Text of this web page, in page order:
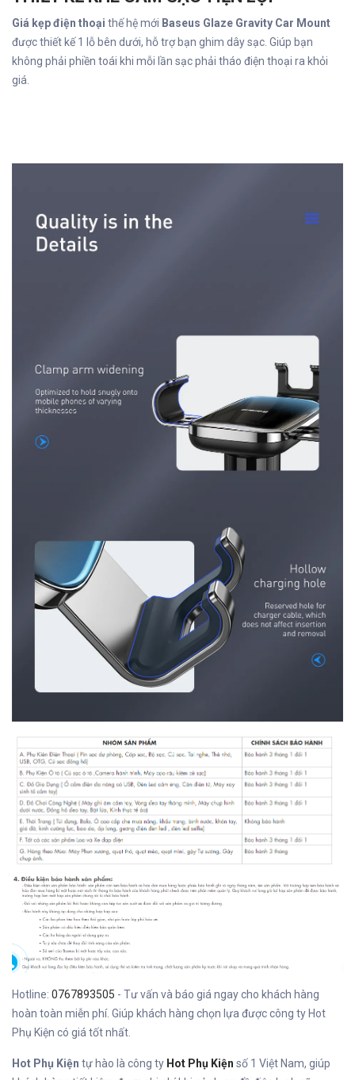
Giá kẹp điện thoại thế hệ mới Baseus Glaze Gravity Car Mount
được thiết kế 1 lỗ bên dưới, hỗ trợ bạn ghim dây sạc. Giúp bạn
không phải phiền toái khi mỗi lần sạc phải tháo điện thoại ra khỏi
giá.
Hotline: 0767893505 - Tư vấn và báo giá ngay cho khách hàng
hoàn toàn miễn phí. Giúp khách hàng chọn lựa được công ty Hot
Phụ Kiện có giá tốt nhất.
Hot Phụ Kiện tự hào là công ty Hot Phụ Kiện số 1 Việt Nam, giúp